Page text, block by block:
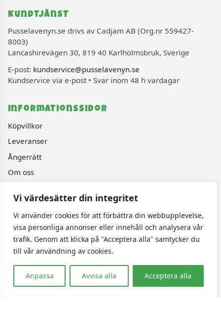
Vi värdesätter din integritet
Vi använder cookies för att förbättra din webbupplevelse,
visa personliga annonser eller innehåll och analysera vår
trafik. Genom att klicka på "Acceptera alla" samtycker du
till vår användning av cookies.
Anpassa Avvisa alla Acceptera alla
Kundtjänst
Pusselavenyn.se drivs av Cadjam AB (Org.nr 559427-
8003)
Lancashirevägen 30, 819 40 Karlholmsbruk, Sverige
E-post: kundservice@pusselavenyn.se
Kundservice via e-post • Svar inom 48 h vardagar
Informationssidor
Köpvillkor
Leveranser
Ångerrätt
Om oss
Vänner & Sammarbeten
Populära sidor
Varumärken
1000 bitars pussel